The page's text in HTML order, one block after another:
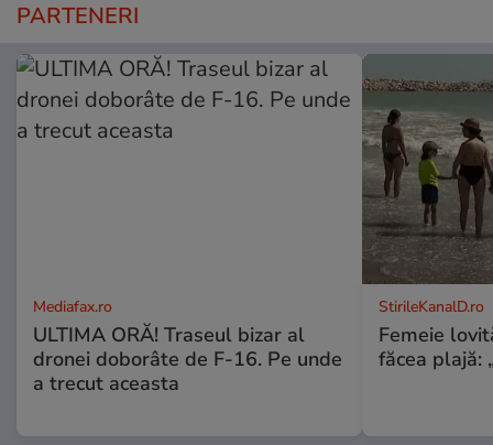
PARTENERI
Mediafax.ro
ULTIMA ORĂ! Traseul bizar al
dronei doborâte de F-16. Pe unde
a trecut aceasta
StirileKanalD.ro
Femeie
făcea plajă: